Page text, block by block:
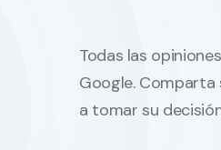
Todas las
Google.
a tomar su